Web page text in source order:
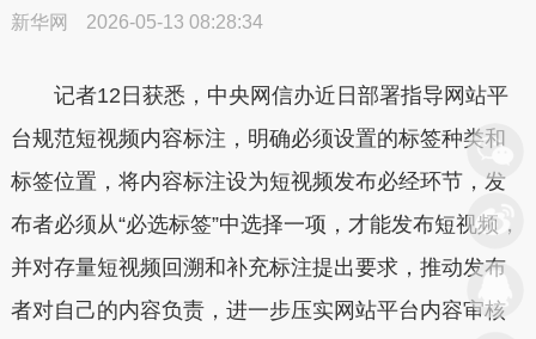
新华网 2026-05-13 08:28:34
记者12日获悉，中央网信办近日部署指导网站平
台规范短视频内容标注，明确必须设置的标签种类和
标签位置，将内容标注设为短视频发布必经环节，发
布者必须从“必选标签”中选择一项，才能发布短视频，
并对存量短视频回溯和补充标注提出要求，推动发布
者对自己的内容负责，进一步压实网站平台内容审核